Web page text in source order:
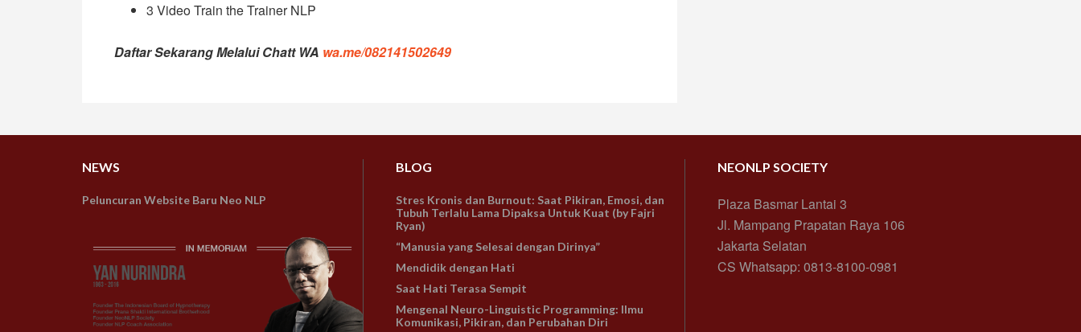
3 Video Train the Trainer NLP
Daftar Sekarang Melalui Chatt WA wa.me/082141502649
NEWS
Peluncuran Website Baru Neo NLP
BLOG
Stres Kronis dan Burnout: Saat Pikiran, Emosi, dan
Tubuh Terlalu Lama Dipaksa Untuk Kuat (by Fajri
Ryan)
“Manusia yang Selesai dengan Dirinya”
Mendidik dengan Hati
Saat Hati Terasa Sempit
Mengenal Neuro-Linguistic Programming: Ilmu
Komunikasi, Pikiran, dan Perubahan Diri
NEONLP SOCIETY
Plaza Basmar Lantai 3
Jl. Mampang Prapatan Raya 106
Jakarta Selatan
CS Whatsapp: 0813-8100-0981